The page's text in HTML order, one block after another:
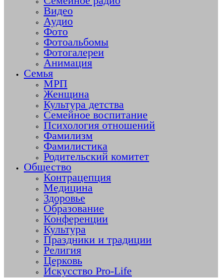
Видео
Аудио
Фото
Фотоальбомы
Фотогалереи
Анимация
Семья
МРП
Женщина
Культура детства
Семейное воспитание
Психология отношений
Фамилизм
Фамилистика
Родительский комитет
Общество
Контрацепция
Медицина
Здоровье
Образование
Конференции
Культура
Праздники и традиции
Религия
Церковь
Искусство Pro-Life